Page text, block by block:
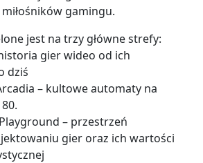
miłośników gamingu.
jest na trzy główne strefy:
gier wideo od ich
dziś
– kultowe automaty na
– przestrzeń
gier oraz ich wartości